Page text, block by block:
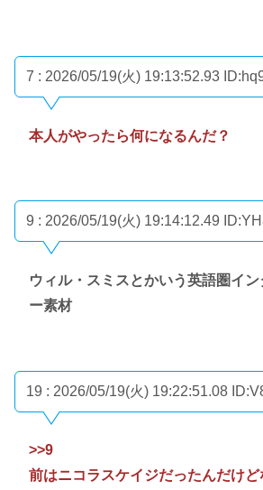
7 : 2026/05/19(火) 19:13:52.93
本人がやったら何になるんだ？
9 : 2026/05/19(火) 19:14:12.49
ウィル・スミスとかいう英語圏イ
ー素材
19 : 2026/05/19(火) 19:22:51.08
>>9
前はニコラスケイジだったんだけ